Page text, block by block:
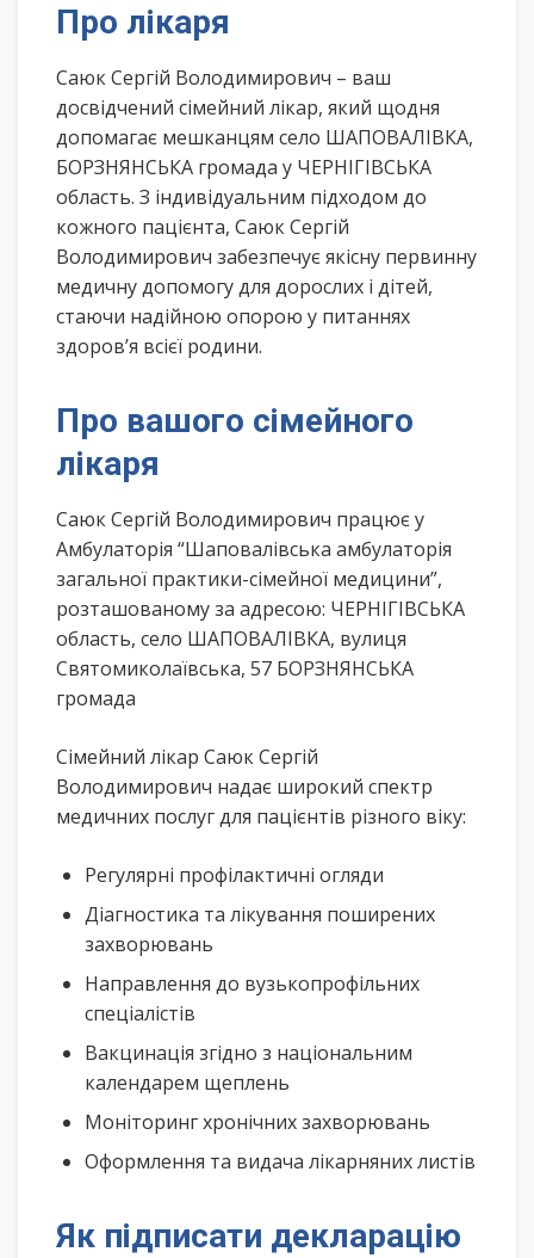
Про лікаря
Саюк Сергій Володимирович – ваш
досвідчений сімейний лікар, який щодня
допомагає мешканцям село ШАПОВАЛІВКА,
БОРЗНЯНСЬКА громада у ЧЕРНІГІВСЬКА
область. З індивідуальним підходом до
кожного пацієнта, Саюк Сергій
Володимирович забезпечує якісну первинну
медичну допомогу для дорослих і дітей,
стаючи надійною опорою у питаннях
здоров’я всієї родини.
Про вашого сімейного
лікаря
Саюк Сергій Володимирович працює у
Амбулаторія “Шаповалівська амбулаторія
загальної практики-сімейної медицини”,
розташованому за адресою: ЧЕРНІГІВСЬКА
область, село ШАПОВАЛІВКА, вулиця
Святомиколаївська, 57 БОРЗНЯНСЬКА
громада
Сімейний лікар Саюк Сергій
Володимирович надає широкий спектр
медичних послуг для пацієнтів різного віку:
Регулярні профілактичні огляди
Діагностика та лікування поширених
захворювань
Направлення до вузькопрофільних
спеціалістів
Вакцинація згідно з національним
календарем щеплень
Моніторинг хронічних захворювань
Оформлення та видача лікарняних листів
Як підписати декларацію